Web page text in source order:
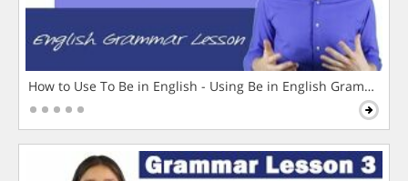
How to Use To Be in English - Using Be in English Grammar